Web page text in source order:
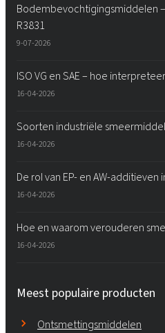
Bodembevochtigingsmiddelen
R3831
9-07-2026
ISO VG en SAE – hoe
16-04-2026
Soorten industriële
16-04-2026
De rol van EP- en AW-
16-04-2026
Hoe en waarom verouderen
16-04-2026
Meest populaire producten
Ontsmettingsmiddelen